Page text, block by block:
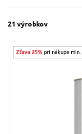
21 výrobkov
Zľava 25% pri nákupe